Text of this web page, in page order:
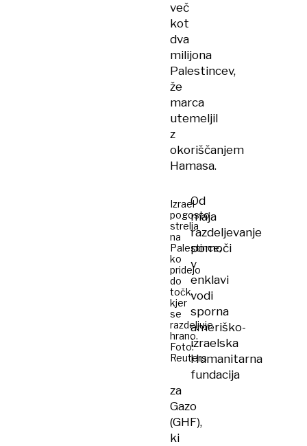
več
kot
dva
milijona
Palestincev,
že
marca
utemeljil
z
okoriščanjem
Hamasa.
Izrael
pogosto
strelja
na
Palestince,
ko
pridejo
do
točk,
kjer
se
razdeljuje
hrano.
Foto:
Reuters
Od
maja
razdeljevanje
pomoči
v
enklavi
vodi
sporna
ameriško-
izraelska
Humanitarna
fundacija
za
Gazo
(GHF),
ki